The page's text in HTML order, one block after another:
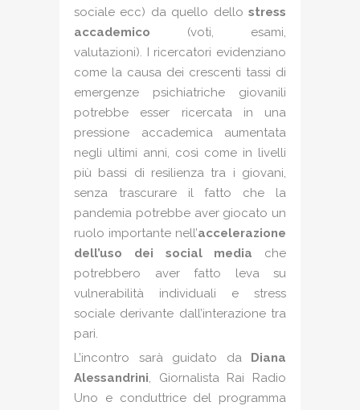
sociale ecc) da quello dello stress
accademico (voti, esami,
valutazioni). I ricercatori evidenziano
come la causa dei crescenti tassi di
emergenze psichiatriche giovanili
potrebbe esser ricercata in una
pressione accademica aumentata
negli ultimi anni, così come in livelli
più bassi di resilienza tra i giovani,
senza trascurare il fatto che la
pandemia potrebbe aver giocato un
ruolo importante nell’accelerazione
dell’uso dei social media che
potrebbero aver fatto leva su
vulnerabilità individuali e stress
sociale derivante dall’interazione tra
pari.
L’incontro sarà guidato da Diana
Alessandrini, Giornalista Rai Radio
Uno e conduttrice del programma